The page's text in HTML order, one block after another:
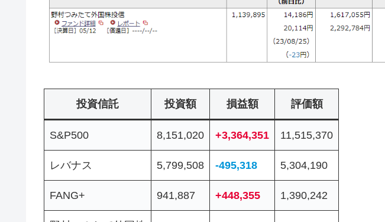
投資信託 投資額 損益額 評価額
S&P500 8,151,020 +3,364,351 11,515,370
レバナス 5,799,508 -495,318 5,304,190
FANG+ 941,887 +448,355 1,390,242